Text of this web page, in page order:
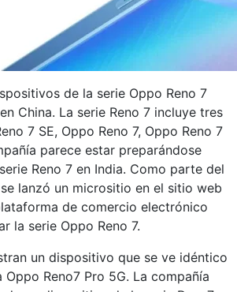
de la serie Oppo Reno 7
China. La serie Reno 7 incluye tres
7 SE, Oppo Reno 7, Oppo Reno 7
parece estar preparándose
Reno 7 en India. Como parte del
lanzó un micrositio en el sitio web
de comercio electrónico
la serie Oppo Reno 7.
un dispositivo que se ve idéntico
Reno7 Pro 5G. La compañía